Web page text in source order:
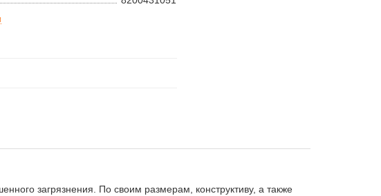
загрязнения. По своим размерам, конструктиву, а также